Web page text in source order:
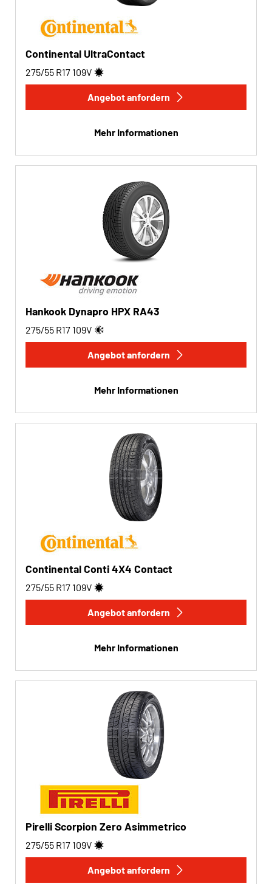
Continental UltraContact
275/55 R17 109V
Angebot anfordern
Mehr Informationen
Hankook Dynapro HPX RA43
275/55 R17 109V
Angebot anfordern
Mehr Informationen
Continental Conti 4X4 Contact
275/55 R17 109V
Angebot anfordern
Mehr Informationen
Pirelli Scorpion Zero Asimmetrico
275/55 R17 109V
Angebot anfordern